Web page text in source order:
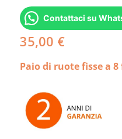
Contattaci su
35,00 €
Paio di ruote fisse a